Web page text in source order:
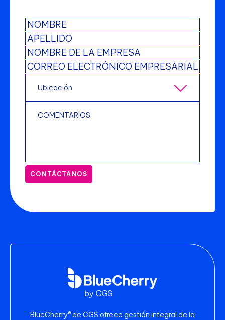
CONTÁCTANOS
BlueCherry® de CGS ofrece gestión integral de la